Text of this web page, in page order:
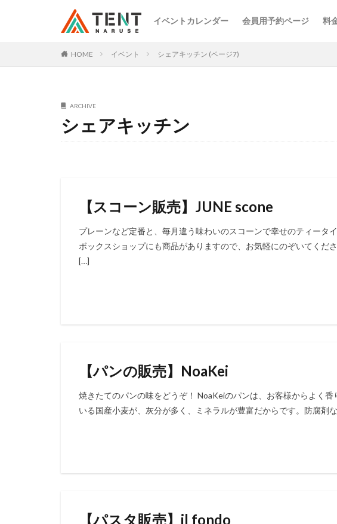
イベントカレンダー 会員用予約ページ 料
HOME イベント シェアキッチン (ページ7)
ARCHIVE
シェアキッチン
【スコーン販売】JUNE scone
プレーンなど定番と、毎月違う味わいのスコーンで幸せのティータ
ボックスショップにも商品がありますので、お気軽にのぞいてく
[…]
【パンの販売】NoaKei
焼きたてのパンの味をどうぞ！ NoaKeiのパンは、お客様からよく
いる国産小麦が、灰分が多く、ミネラルが豊富だからです。防腐剤
【パスタ販売】il fondo